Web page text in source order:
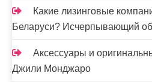
Какие лизинговые
Беларуси? Исчерпывающий
Аксессуары и
Джили Монджаро